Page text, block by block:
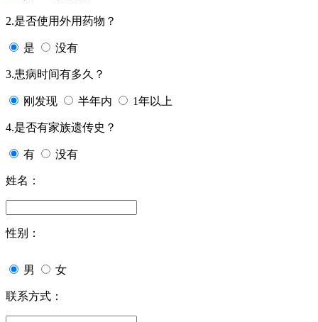
2.是否使用外用药物？
是 没有
3.患病时间有多久？
刚发现 半年内 1年以上
4.是否有家族遗传史？
有 没有
姓名：
性别：
男 女
联系方式：